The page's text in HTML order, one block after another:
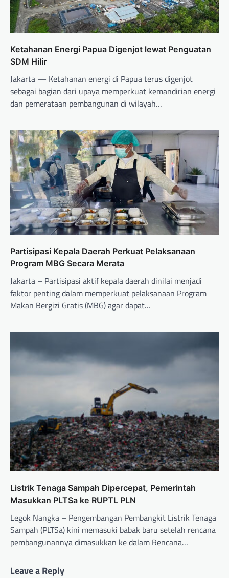
Ketahanan Energi Papua Digenjot lewat Penguatan
SDM Hilir
Jakarta — Ketahanan energi di Papua terus digenjot
sebagai bagian dari upaya memperkuat kemandirian energi
dan pemerataan pembangunan di wilayah…
Partisipasi Kepala Daerah Perkuat Pelaksanaan
Program MBG Secara Merata
Jakarta – Partisipasi aktif kepala daerah dinilai menjadi
faktor penting dalam memperkuat pelaksanaan Program
Makan Bergizi Gratis (MBG) agar dapat…
Listrik Tenaga Sampah Dipercepat, Pemerintah
Masukkan PLTSa ke RUPTL PLN
Legok Nangka – Pengembangan Pembangkit Listrik Tenaga
Sampah (PLTSa) kini memasuki babak baru setelah rencana
pembangunannya dimasukkan ke dalam Rencana…
Leave a Reply